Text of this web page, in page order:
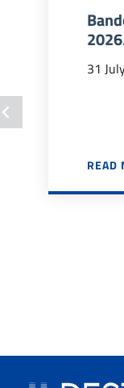
31
READ